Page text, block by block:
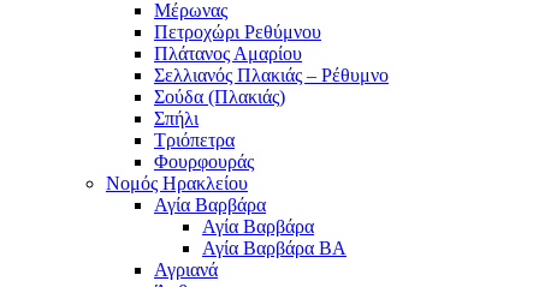
Μέρωνας
Πετροχώρι Ρεθύμνου
Πλάτανος Αμαρίου
Σελλιανός Πλακιάς – Ρέθυμνο
Σούδα (Πλακιάς)
Σπήλι
Τριόπετρα
Φουρφουράς
Νομός Ηρακλείου
Αγία Βαρβάρα
Αγία Βαρβάρα
Αγία Βαρβάρα ΒΑ
Αγριανά